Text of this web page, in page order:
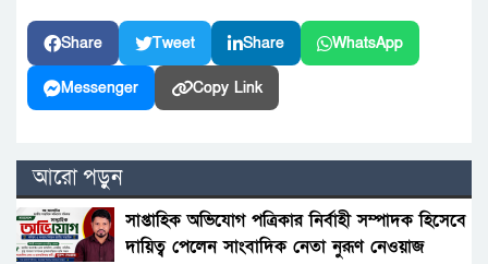
Share Tweet Share WhatsApp
Messenger Copy Link
আরো পড়ুন
সাপ্তাহিক অভিযোগ পত্রিকার নির্বাহী সম্পাদক হিসেবে
দায়িত্ব পেলেন সাংবাদিক নেতা নুরূণ নেওয়াজ